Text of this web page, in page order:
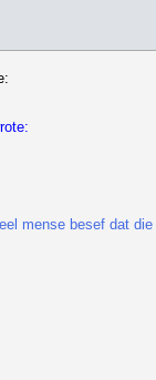
mense besef dat die